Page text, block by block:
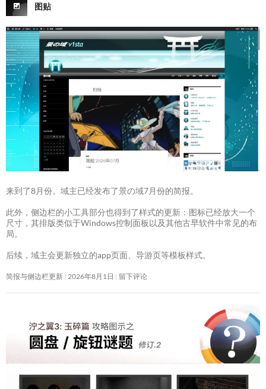
图贴
来到了8月份。域主已经发布了景の域7月份的简报。
此外，侧边栏的小工具部分也得到了样式的更新：图标已经放大一个
尺寸，其排版类似于Windows控制面板以及其他古早软件中常见的布
局。
后续，域主会更新独立的app页面、导游页等模板样式。
简报与侧边栏更新 2026年8月1日 留下评论